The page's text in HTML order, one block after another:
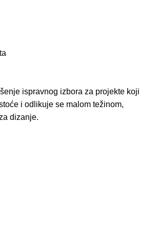
ispravnog izbora za projekte koji
i odlikuje se malom težinom,
dizanje.